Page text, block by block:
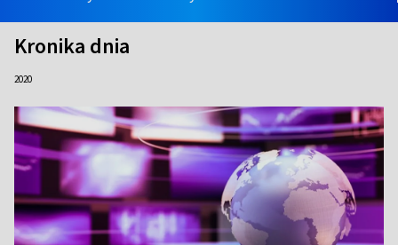
Kronika dnia
2020